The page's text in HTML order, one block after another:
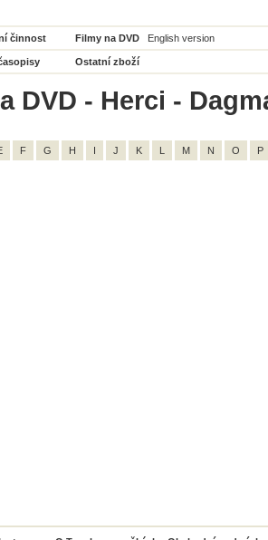
činnost Filmy na DVD English version
Ostatní zboží
DVD - Herci -
F G H I J K L M N O P